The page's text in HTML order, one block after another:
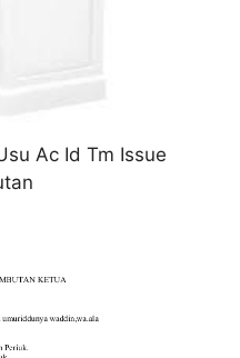
Ac Id Tm Issue